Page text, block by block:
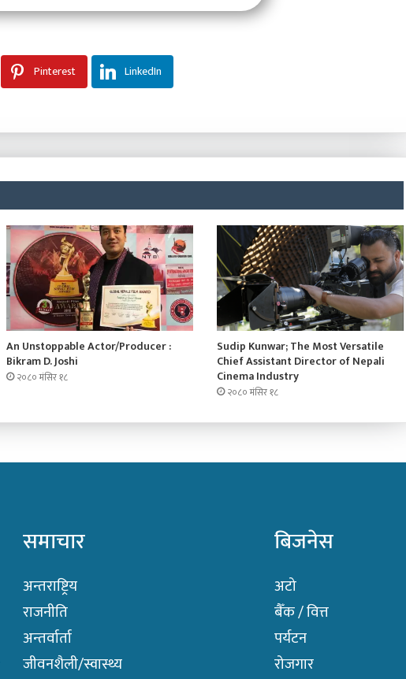
Pinterest LinkedIn
An Unstoppable Actor/Producer :
Bikram D. Joshi
२०८० मंसिर १८
Sudip Kunwar; The Most Versatile
Chief Assistant Director of Nepali
Cinema Industry
२०८० मंसिर १८
समाचार
अन्तराष्ट्रिय
राजनीति
अन्तर्वार्ता
जीवनशैली/स्वास्थ्य
बिजनेस
अटो
बैँक / वित्त
पर्यटन
रोजगार